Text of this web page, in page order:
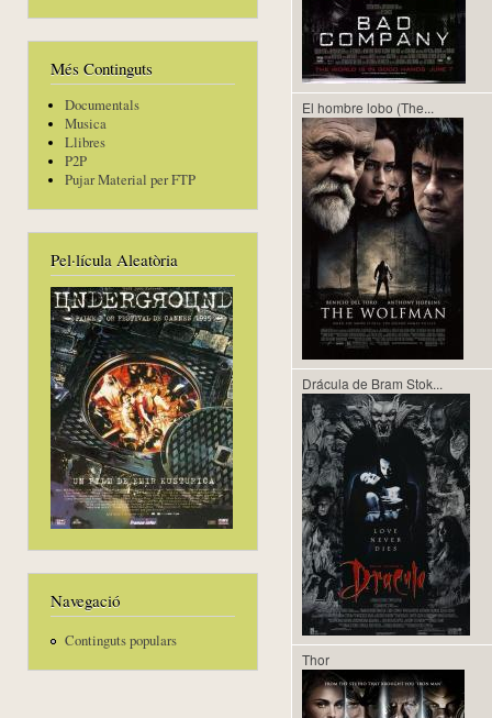
Més Continguts
Documentals
Musica
Llibres
P2P
Pujar Material per FTP
Pel·lícula Aleatòria
Navegació
Continguts populars
El hombre lobo (The...
Drácula de Bram Stok...
Thor